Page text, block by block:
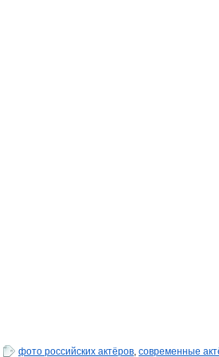
фото российских актёров, современные